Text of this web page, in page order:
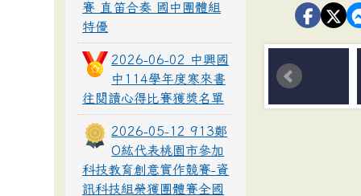
賽 直笛合奏 國中團體組
特優
2026-06-02 中興國
中114學年度寒來書
往閱讀心得比賽獲獎名單
2026-05-12 913鄭
O紘代表桃園市參加
科技教育創意實作競賽-資
訊科技組榮獲團體賽全國